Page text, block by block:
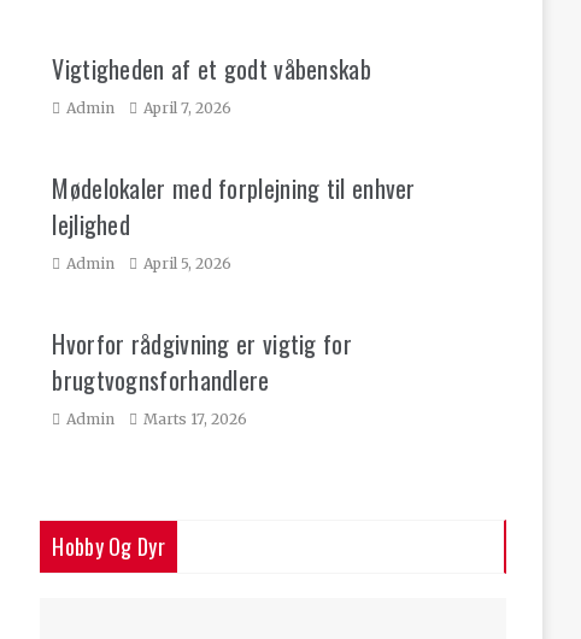
Vigtigheden af et godt våbenskab
Admin April 7, 2026
Mødelokaler med forplejning til enhver
lejlighed
Admin April 5, 2026
Hvorfor rådgivning er vigtig for
brugtvognsforhandlere
Admin Marts 17, 2026
Hobby Og Dyr